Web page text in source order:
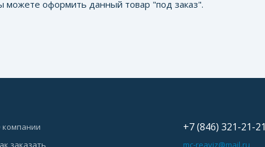
можете оформить данный товар "под заказ".
компании
заказать
+7 (846) 321-21-21
mc-reaviz@mail.ru